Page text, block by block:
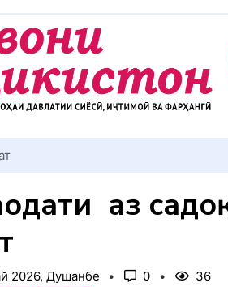
ТАШАККУЛ ДИҲЕМ
ӯ аз
2026, Душанбе 0 36